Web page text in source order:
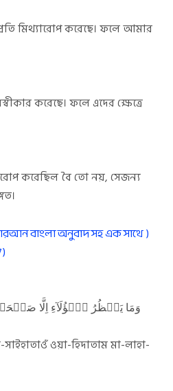
মিথ্যারোপ করেছে। ফলে আমার
করেছে। ফলে এদের ক্ষেত্রে
করেছিল বৈ তো নয়, সেজন্য
বাংলা অনুবাদ সহ এক সাথে )
وَمَا یَنۡظُرُ ہٰۤؤُلَآءِ اِلَّا
ওয়া-হিদাতাম মা-লাহা-